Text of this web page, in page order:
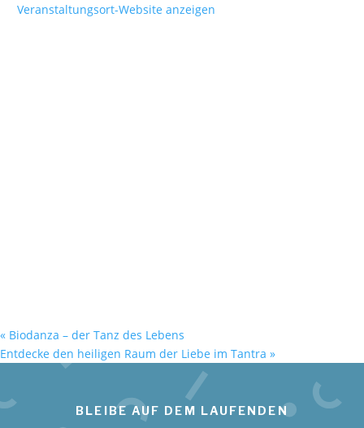
Veranstaltungsort-Website anzeigen
« Biodanza – der Tanz des Lebens
Entdecke den heiligen Raum der Liebe im Tantra »
BLEIBE AUF DEM LAUFENDEN